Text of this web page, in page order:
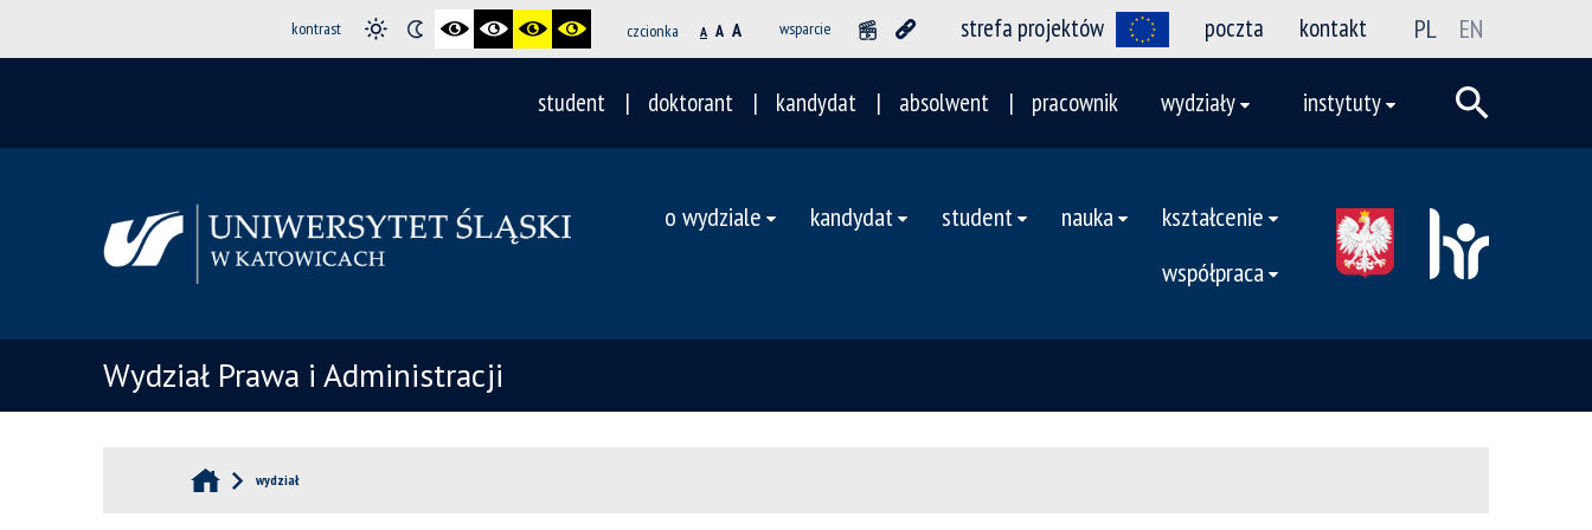
kontrast czcionka A A A wsparcie strefa projektów poczta kontakt PL EN
student doktorant kandydat absolwent pracownik wydziały instytuty
o wydziale kandydat student nauka
kształcenie
współpraca
Wydział Prawa i Administracji
wydział